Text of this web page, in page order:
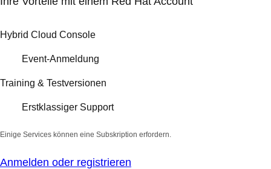
Hybrid Cloud Console
Event-Anmeldung
Training & Testversionen
Erstklassiger Support
Einige Services können eine Subskription erfordern.
Anmelden oder registrieren